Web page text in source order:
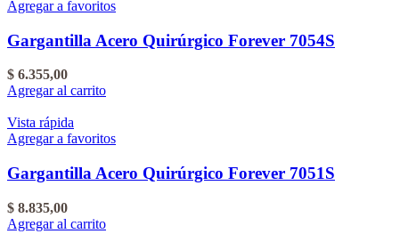
Agregar a favoritos
Gargantilla Acero Quirúrgico Forever 7054S
$ 6.355,00
Agregar al carrito
Vista rápida
Agregar a favoritos
Gargantilla Acero Quirúrgico Forever 7051S
$ 8.835,00
Agregar al carrito